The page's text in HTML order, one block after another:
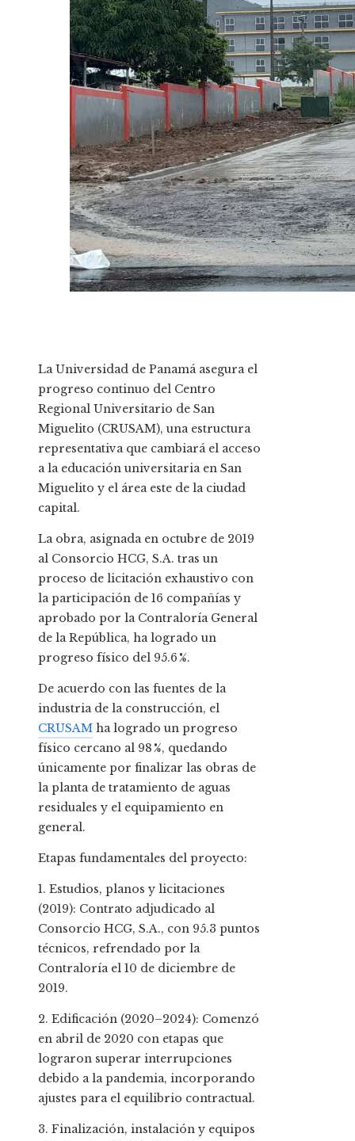
La Universidad de Panamá asegura el
progreso continuo del Centro
Regional Universitario de San
Miguelito (CRUSAM), una estructura
representativa que cambiará el acceso
a la educación universitaria en San
Miguelito y el área este de la ciudad
capital.
La obra, asignada en octubre de 2019
al Consorcio HCG, S.A. tras un
proceso de licitación exhaustivo con
la participación de 16 compañías y
aprobado por la Contraloría General
de la República, ha logrado un
progreso físico del 95.6 %.
De acuerdo con las fuentes de la
industria de la construcción, el
CRUSAM ha logrado un progreso
físico cercano al 98 %, quedando
únicamente por finalizar las obras de
la planta de tratamiento de aguas
residuales y el equipamiento en
general.
Etapas fundamentales del proyecto:
1. Estudios, planos y licitaciones
(2019): Contrato adjudicado al
Consorcio HCG, S.A., con 95.3 puntos
técnicos, refrendado por la
Contraloría el 10 de diciembre de
2019.
2. Edificación (2020–2024): Comenzó
en abril de 2020 con etapas que
lograron superar interrupciones
debido a la pandemia, incorporando
ajustes para el equilibrio contractual.
3. Finalización, instalación y equipos